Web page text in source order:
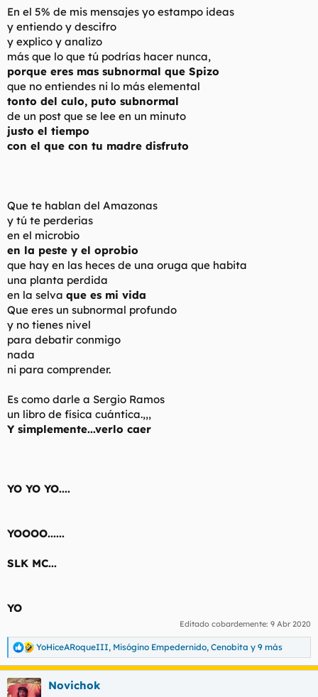
En el 5% de mis mensajes yo estampo ideas
y entiendo y descifro
y explico y analizo
más que lo que tú podrías hacer nunca,
porque eres mas subnormal que Spizo
que no entiendes ni lo más elemental
tonto del culo, puto subnormal
de un post que se lee en un minuto
justo el tiempo
con el que con tu madre disfruto
Que te hablan del Amazonas
y tú te perderias
en el microbio
en la peste y el oprobio
que hay en las heces de una oruga que habita
una planta perdida
en la selva que es mi vida
Que eres un subnormal profundo
y no tienes nivel
para debatir conmigo
nada
ni para comprender.
Es como darle a Sergio Ramos
un libro de física cuántica.,,,
Y simplemente...verlo caer
YO YO YO....
YOOOO......
SLK MC...
YO
Editado cobardemente: 9 Abr 2020
R
e
a
c
YoHiceARoqueIII, Misógino Empedernido, Cenobita y 9 más
Novichok